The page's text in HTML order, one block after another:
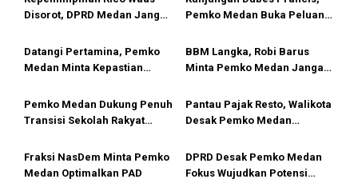
i
o
Disorot, DPRD Medan Jangan
Pemko Medan Buka Peluang
Hingga Industri Kreatif
Datangi Pertamina, Pemko
Medan Minta Kepastian
BBM di SPBU
BBM Langka, Robi Barus
Minta Pemko Medan Jangan
Pemko Medan Dukung Penuh
Transisi Sekolah Rakyat
Pantau Pajak Resto, Walikota
Desak Pemko Medan
Fraksi NasDem Minta Pemko
Medan Optimalkan PAD
DPRD Desak Pemko Medan
Fokus Wujudkan Potensi